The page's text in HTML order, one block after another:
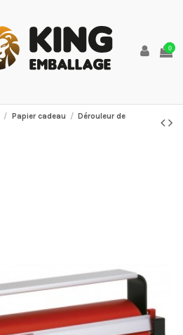
0
Papier cadeau
Dérouleur de